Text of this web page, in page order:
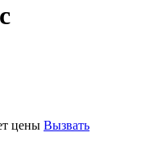
цены Вызвать